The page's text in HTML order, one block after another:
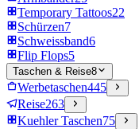
Temporary Tattoos22
Schürzen7
Schweissband6
Flip Flops5
Taschen & Reise8
Werbetaschen445
Reise263
Kuehler Taschen75